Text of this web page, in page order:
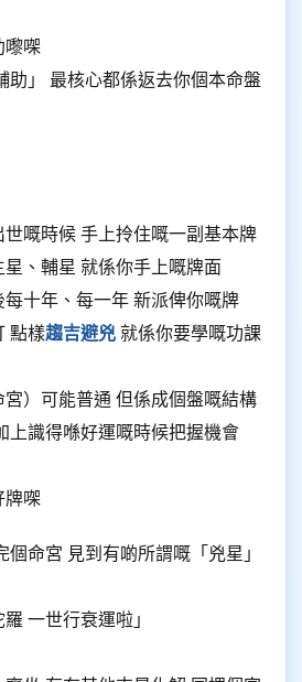
嚟㗎
助」 最核心都係返去你個本命盤
嘅時候 手上拎住嘅一副基本牌
、輔星 就係你手上嘅牌面
十年、每一年 新派俾你嘅牌
點樣趨吉避兇就係你要學嘅功課
）可能普通 但係成個盤嘅結構
上識得喺好運嘅時候把握機會
牌㗎
命宮 見到有啲所謂嘅「兇星」
一世行衰運啦」